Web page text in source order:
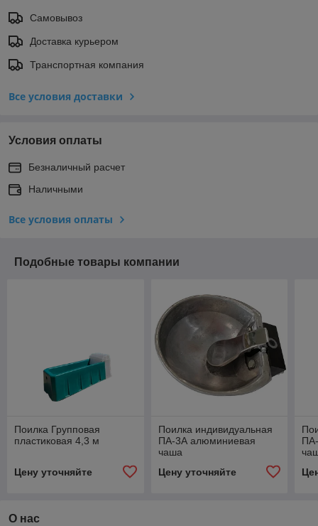
Самовывоз
Доставка курьером
Транспортная компания
Все условия доставки
Условия оплаты
Безналичный расчет
Наличными
Все условия оплаты
Подобные товары компании
Поилка Групповая
пластиковая 4,3 м
Цену уточняйте
Поилка индивидуальная
ПА-3А алюминиевая
чаша
Цену уточняйте
О нас